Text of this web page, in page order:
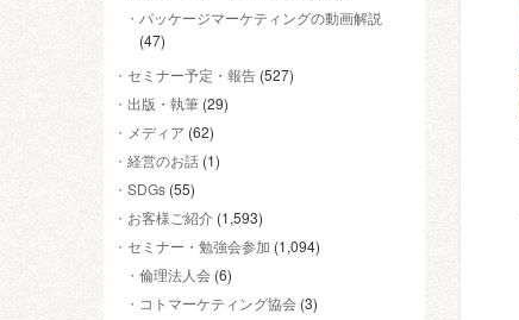
パッケージマーケティングの動画解説
(47)
セミナー予定・報告 (527)
出版・執筆 (29)
メディア (62)
経営のお話 (1)
SDGs (55)
お客様ご紹介 (1,593)
セミナー・勉強会参加 (1,094)
倫理法人会 (6)
コトマーケティング協会 (3)